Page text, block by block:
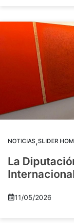
NOTICIAS,SLIDER
La
11/05/2026